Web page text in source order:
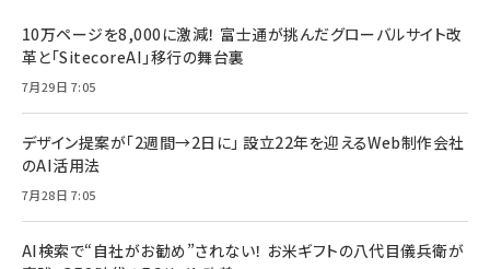
10万ページを8,000に激減！ 富士通が挑んだグローバルサイト改
革と「SitecoreAI」移行の舞台裏
7月29日 7:05
デザイン提案が「2週間→2日に」 設立22年を迎えるWeb制作会社
のAI活用法
7月28日 7:05
AI検索で“自社がお勧め”されない！ お米ギフトの八代目儀兵衛が